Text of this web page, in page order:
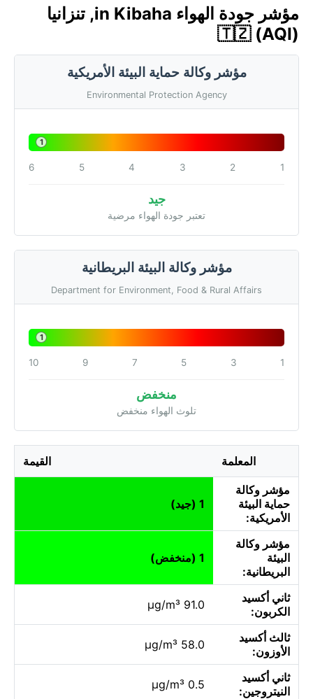
مؤشر جودة الهواء in Kibaha, تنزانيا
🇹🇿 (AQI)
مؤشر وكالة حماية البيئة الأمريكية
Environmental Protection Agency
1
1
2
3
4
5
6
جيد
تعتبر جودة الهواء مرضية
مؤشر وكالة البيئة البريطانية
Department for Environment, Food & Rural Affairs
1
1
3
5
7
9
10
منخفض
تلوث الهواء منخفض
المعلمة القيمة
مؤشر وكالة
حماية البيئة
الأمريكية:
1 (جيد)
مؤشر وكالة
البيئة
البريطانية:
1 (منخفض)
ثاني أكسيد
الكربون:
91.0 µg/m³
ثالث أكسيد
الأوزون:
58.0 µg/m³
ثاني أكسيد
النيتروجين:
0.5 µg/m³